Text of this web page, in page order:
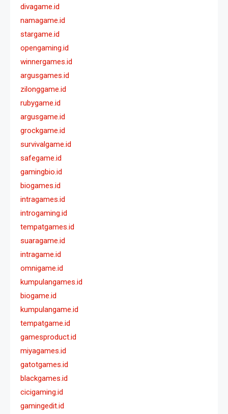
divagame.id
namagame.id
stargame.id
opengaming.id
winnergames.id
argusgames.id
zilonggame.id
rubygame.id
argusgame.id
grockgame.id
survivalgame.id
safegame.id
gamingbio.id
biogames.id
intragames.id
introgaming.id
tempatgames.id
suaragame.id
intragame.id
omnigame.id
kumpulangames.id
biogame.id
kumpulangame.id
tempatgame.id
gamesproduct.id
miyagames.id
gatotgames.id
blackgames.id
cicigaming.id
gamingedit.id